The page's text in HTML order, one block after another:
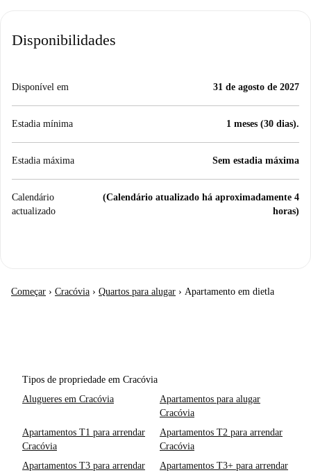
Disponibilidades
Disponível em 31 de agosto de 2027
Estadia mínima 1 meses (30 dias).
Estadia máxima Sem estadia máxima
Calendário
actualizado
(Calendário atualizado há aproximadamente 4
horas)
Começar › Cracóvia › Quartos para alugar › Apartamento em dietla
Tipos de propriedade em Cracóvia
Alugueres em Cracóvia
Apartamentos para alugar
Cracóvia
Apartamentos T1 para arrendar
Cracóvia
Apartamentos T2 para arrendar
Cracóvia
Apartamentos T3 para arrendar
Apartamentos T3+ para arrendar